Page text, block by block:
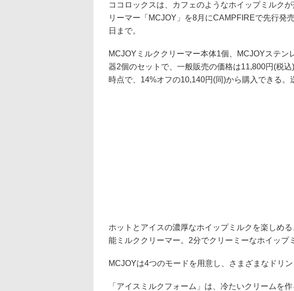
ココロックスは、カフェのようなホイップミルク
リーマー「MCJOY」を8月にCAMPFIREで先行発
日まで。
MCJOYミルククリーマー本体1個、MCJOYステン
器2個のセットで、一般販売の価格は11,800円(税
時点で、14%オフの10,140円(同)から購入できる。
ホットとアイスの濃厚なホイップミルクを楽しめ
能ミルククリーマー。2分でクリーミーなホイップ
MCJOYは4つのモードを用意し、さまざまなドリン
「アイスミルクフォーム」は、冷たいクリームを